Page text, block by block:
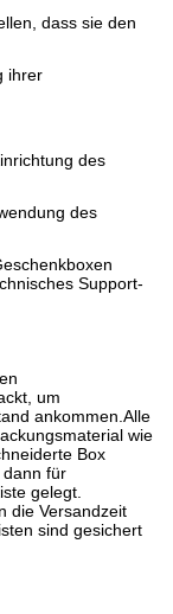
dass sie den
ihrer
des
des
Support-
um
ankommen.Alle
wie
Box
für
gelegt.
die Versandzeit
sind gesichert